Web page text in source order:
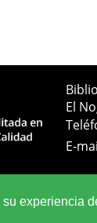
experiencia
El
E-